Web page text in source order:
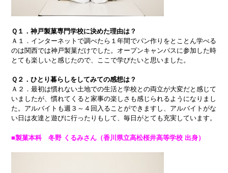
Ｑ１．神戸製菓専門学校に決めた理由は？
Ａ１．インターネットで調べたら１年間でパン作りをとことん学べる
のは関西では神戸製菓だけでした。オープンキャンパスに参加した時
とても楽しいと感じたので、ここで学びたいと思いました。
Ｑ２．ひとり暮らしをしてみての感想は？
Ａ２．最初は慣れない土地での生活と学校との両立が大変だと感じて
いましたが、慣れてくると家事の楽しさも感じられるようになりまし
た。アルバイトも週３～４回入ることができますし、アルバイトがな
い日は友達と遊びに行ったりもして、毎日がとても充実しています。
■製菓本科 冬野 くるみさん（香川県立高松桜井高等学校 出身）